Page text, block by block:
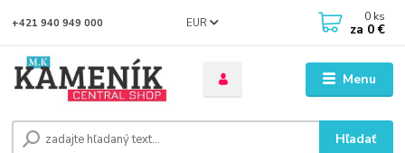
Menu
EUR
Hľadať
+421 940 949 000 0 ks
za 0 €